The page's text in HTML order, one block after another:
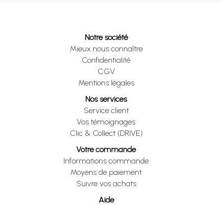
Notre société
Mieux nous connaître
Confidentialité
CGV
Mentions légales
Nos services
Service client
Vos témoignages
Clic & Collect (DRIVE)
Votre commande
Informations commande
Moyens de paiement
Suivre vos achats
Aide